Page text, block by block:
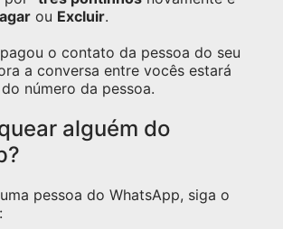
ou Excluir.
o contato da pessoa do seu
a conversa entre vocês estará
número da pessoa.
alguém do
pessoa do WhatsApp, siga o